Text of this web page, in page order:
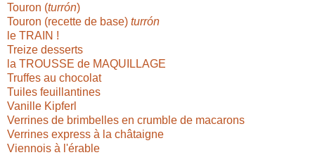
Touron (turrón)
Touron (recette de base) turrón
le TRAIN !
Treize desserts
la TROUSSE de MAQUILLAGE
Truffes au chocolat
Tuiles feuillantines
Vanille Kipferl
Verrines de brimbelles en crumble de macarons
Verrines express à la châtaigne
Viennois à l'érable